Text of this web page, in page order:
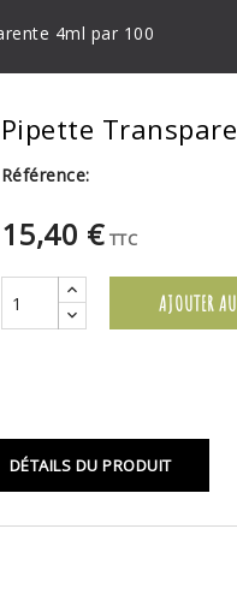
4ml par 100
Pipette
Référence:
15,40 € TTC
AJOUTER
DÉTAILS DU PRODUIT